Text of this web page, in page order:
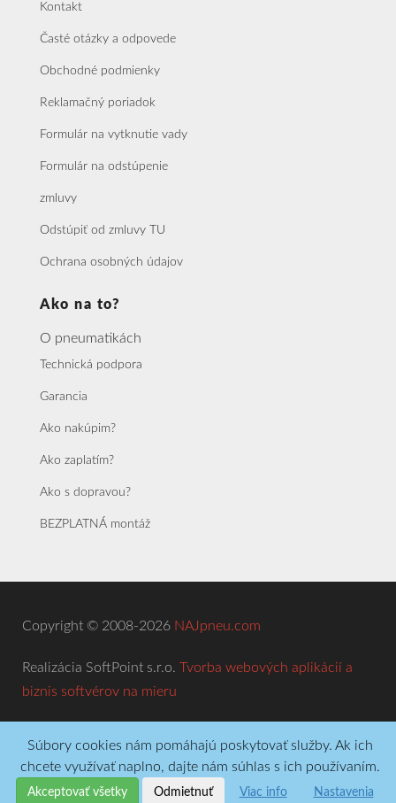
Kontakt
Časté otázky a odpovede
Obchodné podmienky
Reklamačný poriadok
Formulár na vytknutie vady
Formulár na odstúpenie
zmluvy
Odstúpiť od zmluvy TU
Ochrana osobných údajov
Ako na to?
O pneumatikách
Technická podpora
Garancia
Ako nakúpim?
Ako zaplatím?
Ako s dopravou?
BEZPLATNÁ montáž
Copyright © 2008-2026 NAJpneu.com
Realizácia SoftPoint s.r.o. Tvorba webových aplikácií a
biznis softvérov na mieru
Súbory cookies nám pomáhajú poskytovať služby. Ak ich
chcete využívať naplno, dajte nám súhlas s ich používaním.
Akceptovať všetky Odmietnuť Viac info Nastavenia